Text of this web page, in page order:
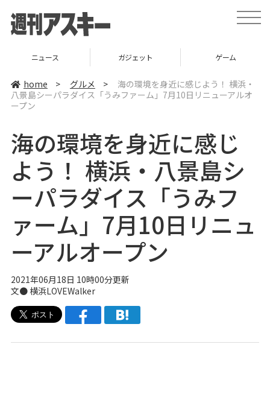
t
o
v
i
ニュース ガジェット ゲーム
home > グルメ >
海の環境を身近に感じよう！ 横浜・
八景島シーパラダイス「うみファーム」7月10日リニューアルオ
ープン
海の環境を身近に感じ
よう！ 横浜・八景島シ
ーパラダイス「うみフ
ァーム」7月10日リニュ
ーアルオープン
2021年06月18日 10時00分更新
文● 横浜LOVEWalker